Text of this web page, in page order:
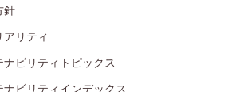
針
アリティ
ナビリティトピックス
ナビリティインデックス